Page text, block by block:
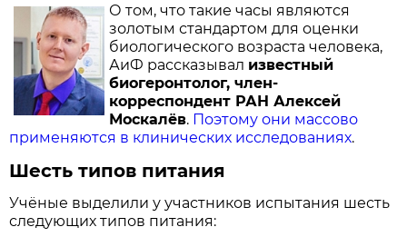
О том, что такие часы являются
золотым стандартом для оценки
биологического возраста человека,
АиФ рассказывал известный
биогеронтолог, член-
корреспондент РАН Алексей
Москалёв. Поэтому они массово
применяются в клинических исследованиях.
Шесть типов питания
Учёные выделили у участников испытания шесть
следующих типов питания: